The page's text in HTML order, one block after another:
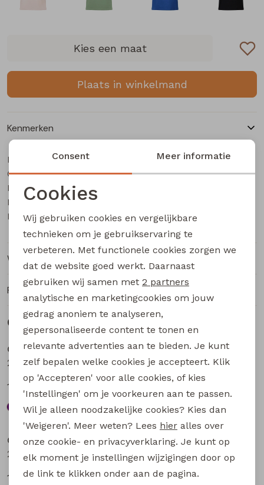
Piraat broeken
Rokken
Kies een maat
Plaats in winkelmand
Kenmerken
Merk
City Life
Categorie
Dames T-Shirt km
Leverancierscode
Bestelcode
Kleur
Rood
Winkelvoorraad
Ruilen en retourneren
Gerelateerde producten
City Life
211571A-01* W20016 dames T-shirt km aubergine
13,49
City Life
City Life
213875 W20010 dames T-shirt km Bruin
13,49 17,99
City Life
12,74 16,99
Noodzakelijke cookies
Analytische cookies
Marketing cookies
Consent Meer informatie
Cookies
Wij gebruiken cookies en vergelijkbare
technieken om je gebruikservaring te
verbeteren. Met functionele cookies zorgen we
dat de website goed werkt. Daarnaast
gebruiken wij samen met 2 partners
analytische en marketingcookies om jouw
gedrag anoniem te analyseren,
gepersonaliseerde content te tonen en
relevante advertenties aan te bieden. Je kunt
zelf bepalen welke cookies je accepteert. Klik
op 'Accepteren' voor alle cookies, of kies
'Instellingen' om je voorkeuren aan te passen.
Wil je alleen noodzakelijke cookies? Kies dan
'Weigeren'. Meer weten? Lees hier alles over
onze cookie- en privacyverklaring. Je kunt op
elk moment je instellingen wijzigingen door op
de link te klikken onder aan de pagina.